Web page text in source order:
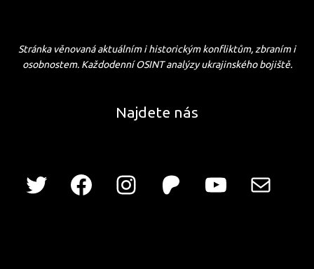
Stránka věnovaná aktuálním i historickým konfliktům, zbraním i
osobnostem. Každodenní OSINT analýzy ukrajinského bojiště.
Najdete nás